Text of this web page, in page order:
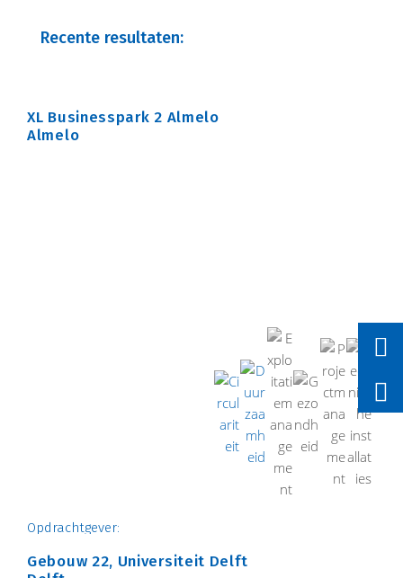
Recente resultaten:
XL Businesspark 2 Almelo
Almelo
Opdrachtgever:
Gebouw 22, Universiteit Delft